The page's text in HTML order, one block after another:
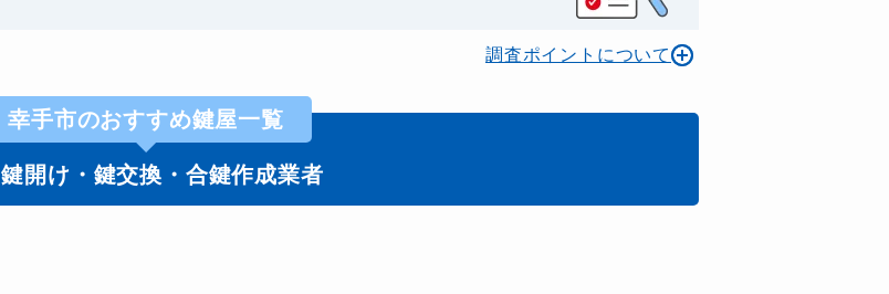
調査ポイントについて
幸手市のおすすめ鍵屋一覧
鍵開け・鍵交換・合鍵作成業者